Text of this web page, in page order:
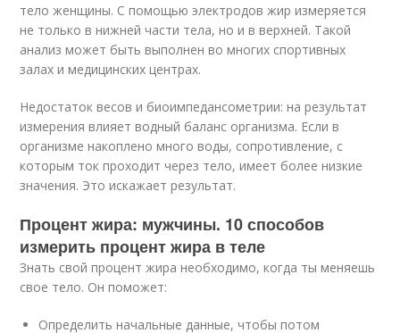
тело женщины. С помощью электродов жир измеряется
не только в нижней части тела, но и в верхней. Такой
анализ может быть выполнен во многих спортивных
залах и медицинских центрах.
Недостаток весов и биоимпедансометрии: на результат
измерения влияет водный баланс организма. Если в
организме накоплено много воды, сопротивление, с
которым ток проходит через тело, имеет более низкие
значения. Это искажает результат.
Процент жира: мужчины. 10 способов
измерить процент жира в теле
Знать свой процент жира необходимо, когда ты меняешь
свое тело. Он поможет:
Определить начальные данные, чтобы потом